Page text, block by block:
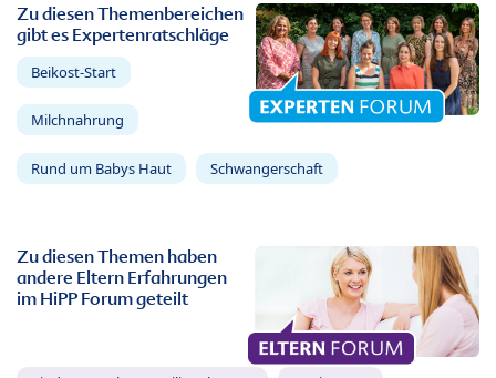
Zu diesen Themenbereichen
gibt es Expertenratschläge
Beikost-Start
Milchnahrung
Rund um Babys Haut Schwangerschaft
Zu diesen Themen haben
andere Eltern Erfahrungen
im HiPP Forum geteilt